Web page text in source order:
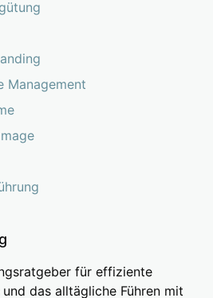
Management
für effiziente
das alltägliche Führen mit